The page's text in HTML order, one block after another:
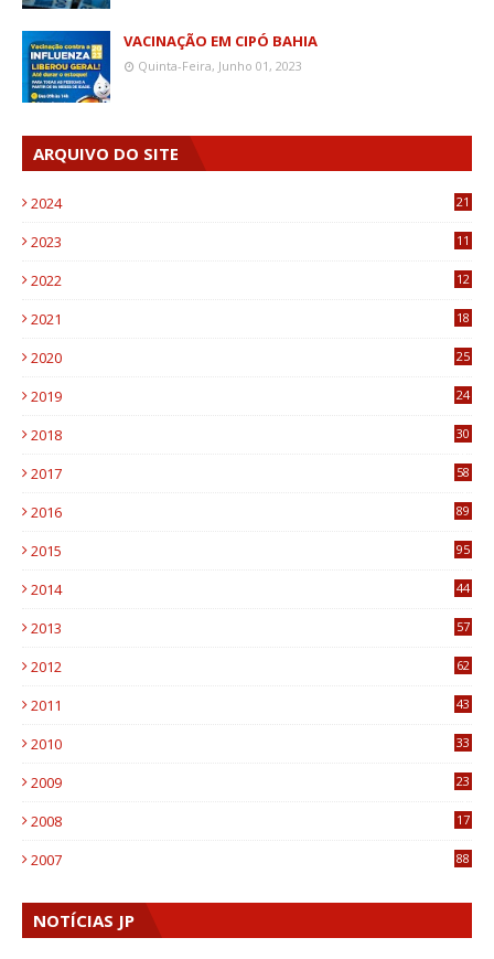
VACINAÇÃO EM CIPÓ BAHIA
Quinta-Feira, Junho 01, 2023
ARQUIVO DO SITE
2024 21
2023
11
2022
12
2021
18
2020
25
2019
24
2018
30
2017
58
2016
89
2015
95
2014
44
2013
57
2012
62
2011
43
2010
33
2009
23
2008
17
2007 88
NOTÍCIAS JP